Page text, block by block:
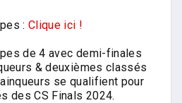
:Clique ici !
de 4 avec demi-finales
& deuxièmes classés
se qualifient pour
des CS Finals 2024.